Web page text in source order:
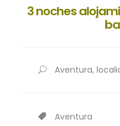
3 noches
Aventura